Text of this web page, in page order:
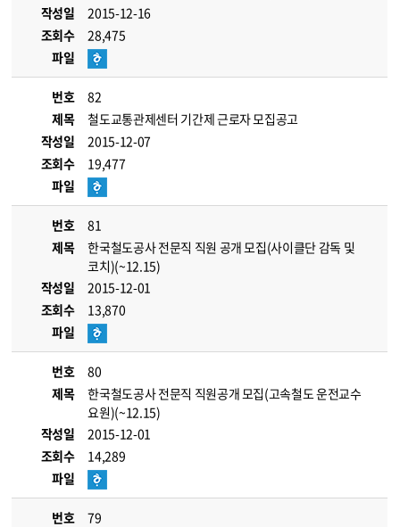
작성일
2015-12-16
조회수
28,475
파일
번호
82
제목
철도교통관제센터 기간제 근로자 모집공고
작성일
2015-12-07
조회수
19,477
파일
번호
81
제목
한국철도공사 전문직 직원 공개 모집(사이클단 감독 및
코치)(~12.15)
작성일
2015-12-01
조회수
13,870
파일
번호
80
제목
한국철도공사 전문직 직원공개 모집(고속철도 운전교수
요원)(~12.15)
작성일
2015-12-01
조회수
14,289
파일
번호
79